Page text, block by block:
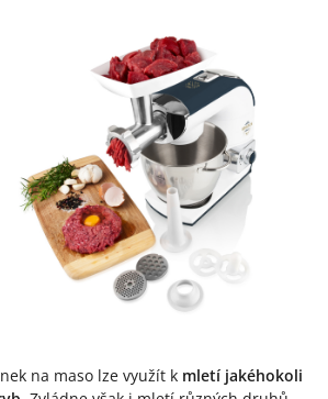
na maso lze využít k mletí jakéhokoli